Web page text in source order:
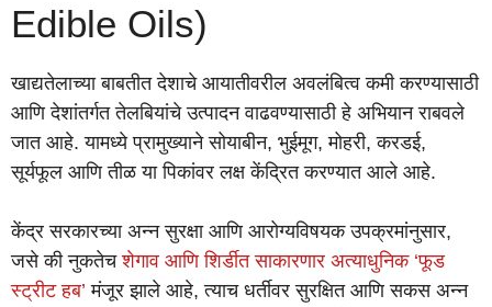
Edible Oils)
खाद्यतेलाच्या बाबतीत देशाचे आयातीवरील अवलंबित्व कमी करण्यासाठी
आणि देशांतर्गत तेलबियांचे उत्पादन वाढवण्यासाठी हे अभियान राबवले
जात आहे. यामध्ये प्रामुख्याने सोयाबीन, भुईमूग, मोहरी, करडई,
सूर्यफूल आणि तीळ या पिकांवर लक्ष केंद्रित करण्यात आले आहे.
केंद्र सरकारच्या अन्न सुरक्षा आणि आरोग्यविषयक उपक्रमांनुसार,
जसे की नुकतेचशेगाव आणि शिर्डीत साकारणार अत्याधुनिक ‘फूड
स्ट्रीट हब’ मंजूर झाले आहे, त्याच धर्तीवर सुरक्षित आणि सकस अन्न